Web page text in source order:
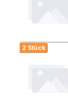
2 Stück